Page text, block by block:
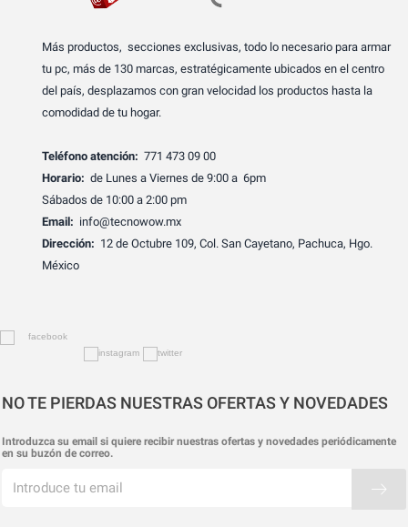
Más productos, secciones exclusivas, todo lo necesario para armar
tu pc, más de 130 marcas, estratégicamente ubicados en el centro
del país, desplazamos con gran velocidad los productos hasta la
comodidad de tu hogar.
Teléfono atención: 771 473 09 00
Horario: de Lunes a Viernes de 9:00 a 6pm
Sábados de 10:00 a 2:00 pm
Email: info@tecnowow.mx
Dirección: 12 de Octubre 109, Col. San Cayetano, Pachuca, Hgo.
México
NO TE PIERDAS NUESTRAS OFERTAS Y NOVEDADES
Introduzca su email si quiere recibir nuestras ofertas y novedades periódicamente
en su buzón de correo.